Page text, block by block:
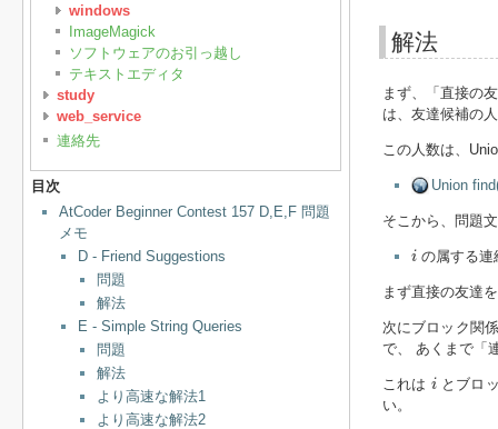
windows
ImageMagick
ソフトウェアのお引っ越し
テキストエディタ
study
web_service
連絡先
目次
AtCoder Beginner Contest 157 D,E,F 問題
メモ
D - Friend Suggestions
問題
解法
E - Simple String Queries
問題
解法
より高速な解法1
より高速な解法2
解法
まず、「直接の
は、友達候補の
この人数は、
Union
そこから、問題
iの属する連
まず直接の友達
次にブロック関
で、 あくまで「
これは iとブロ
い。